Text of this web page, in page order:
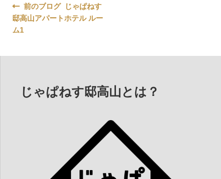
投
稿
ー
前のブログ じゃぱねす
邸高山アパートホテル ルー
ム1
じゃぱねす邸高山とは？